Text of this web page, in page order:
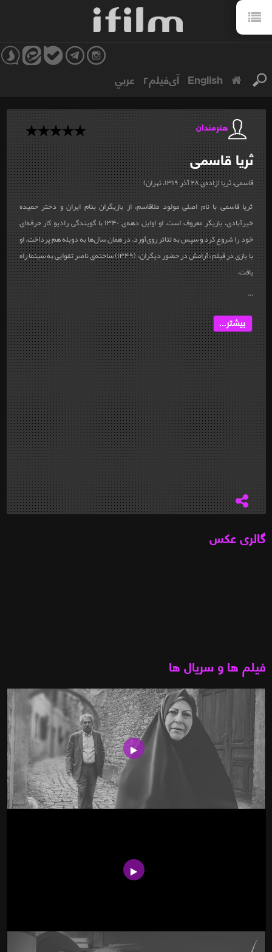
English آی‌فیلم۲ عربي
هنرمندان
ثریاقاسمی
قاسمی، ثریا (زاده‌ی ۲۸ آذر ۱۳۱۹، تهران)
ثریا قاسمی با نام اصلی مولود ملاقاسم، از بازیگران بنام ایران و دختر حمیده‌
خیرآبادی، بازیگر معروف است. او اوایل دهه‌ی ۱۳۴۰ با گویندگی رادیو کار حرفه‌ای
خود را شروع کرد و سپس به تئاتر روی‌آورد. در همان سال‌ها به دوبله هم پرداخت. او
با بازی در فیلم «آرامش در حضور دیگران» (۱۳۴۹) ساخته‌ی ناصر تقوایی به سینما راه
یافت.
...
بیشتر...
گالری عکس
فیلم ها و سریال ها